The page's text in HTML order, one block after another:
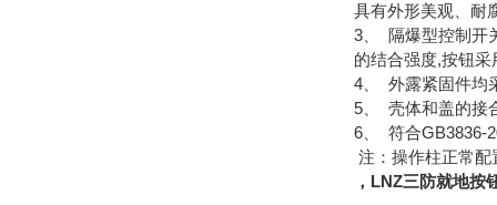
具有外形美观、耐
3、 隔爆型控制开
的结合强度,按钮
4、 外露紧固件均
5、 壳体和盖的接
6、 符合GB3836-
注：操作柱正常
，LNZ三防就地按